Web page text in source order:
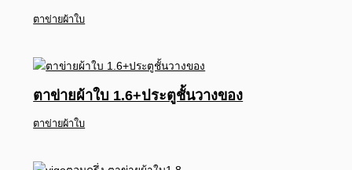
ตาข่ายผ้าใบ
ตาข่ายผ้าใบ 1.6+ประตูชั้นวางของ
ตาข่ายผ้าใบ